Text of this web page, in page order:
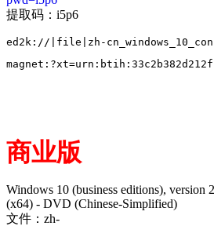
提取码：i5p6
商业版
Windows 10 (business editions), version
(x64) - DVD (Chinese-Simplified)
文件：zh-